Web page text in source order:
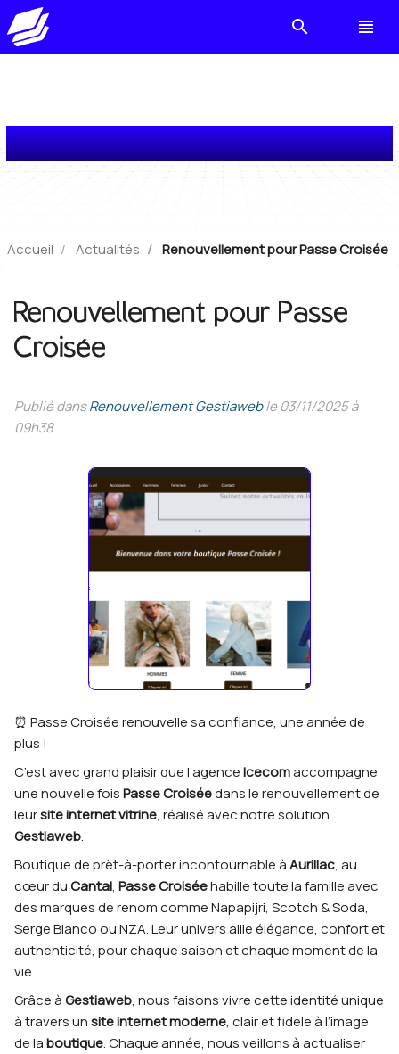
search view_headline
Renouvellement pour Passe Croisée
Accueil Actualités Renouvellement pour Passe Croisée
Renouvellement pour Passe
Croisée
Publié dansRenouvellement Gestiaweble 03/11/2025 à
09h38
⏰ Passe Croisée renouvelle sa confiance, une année de
plus !
C’est avec grand plaisir que l’agenceIcecomaccompagne
une nouvelle foisPasse Croiséedans le renouvellement de
leursite internet vitrine, réalisé avec notre solution
Gestiaweb.
Boutique de prêt-à-porter incontournable àAurillac, au
cœur duCantal, Passe Croiséehabille toute la famille avec
des marques de renom comme Napapijri, Scotch & Soda,
Serge Blanco ou NZA. Leur univers allie élégance, confort et
authenticité, pour chaque saison et chaque moment de la
vie.
Grâce àGestiaweb, nous faisons vivre cette identité unique
à travers unsite internet moderne, clair et fidèle à l’image
de laboutique. Chaque année, nous veillons à actualiser